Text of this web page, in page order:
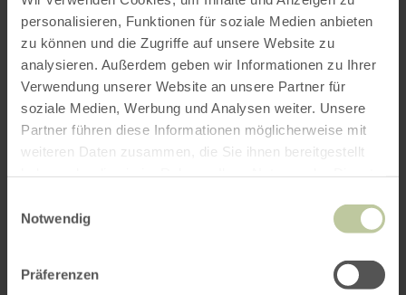
personalisieren, Funktionen für soziale Medien anbieten
zu können und die Zugriffe auf unsere Website zu
analysieren. Außerdem geben wir Informationen zu Ihrer
Verwendung unserer Website an unsere Partner für
soziale Medien, Werbung und Analysen weiter. Unsere
Partner führen diese Informationen möglicherweise mit
weiteren Daten zusammen, die Sie ihnen bereitgestellt
Notwendig
Präferenzen
ROUTE PLANEN
Das könnte Sie auch
interessieren